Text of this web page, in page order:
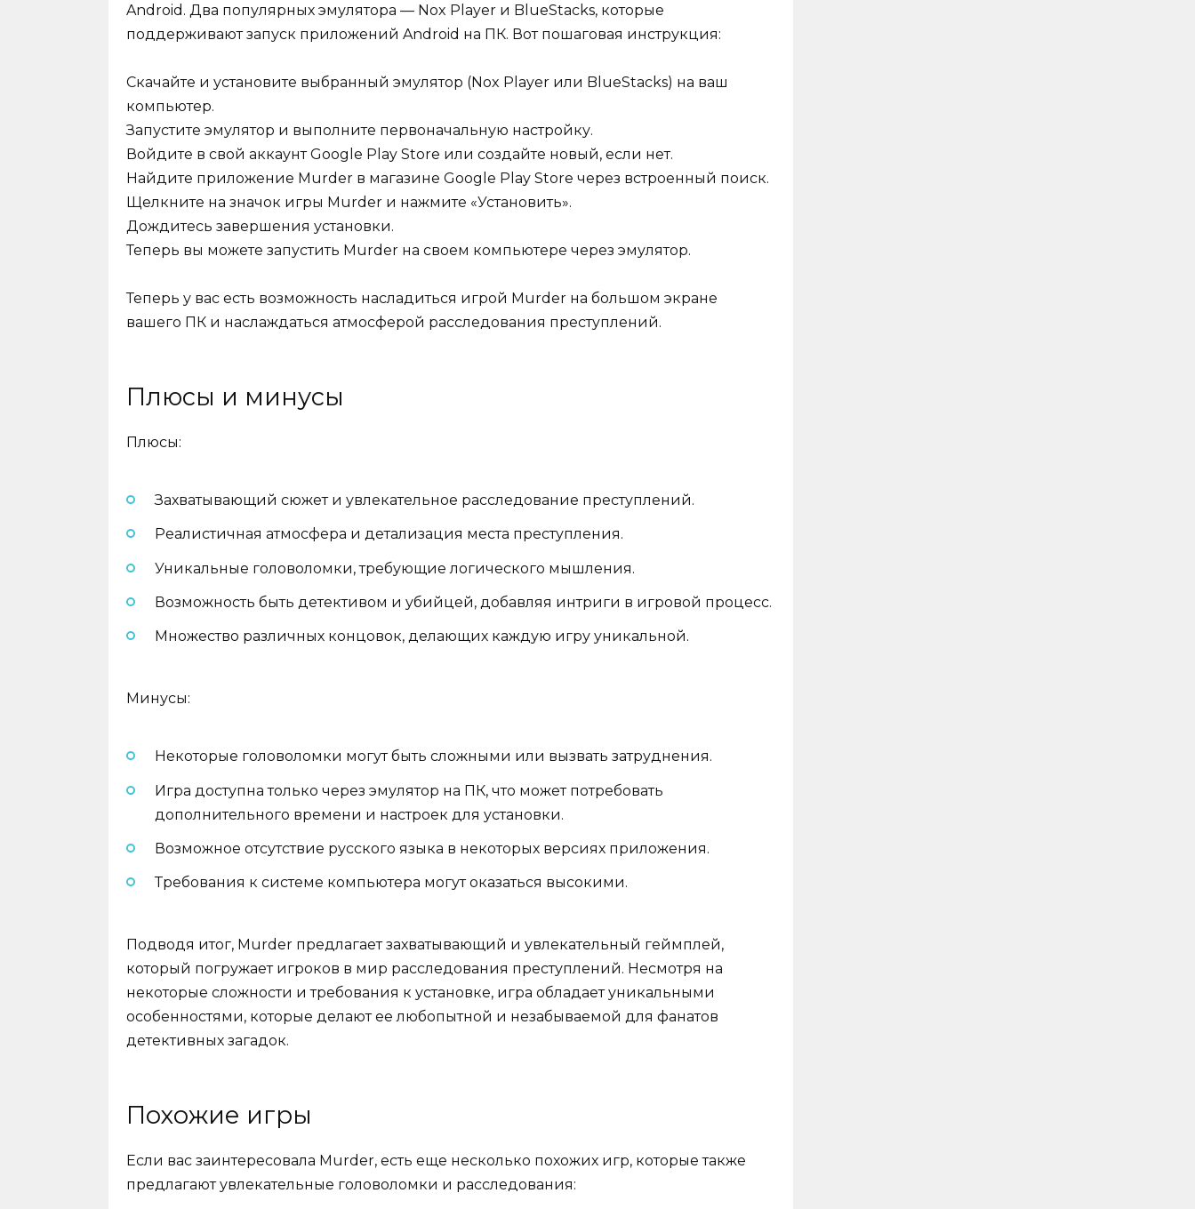
Android. Два популярных эмулятора — Nox Player и BlueStacks, которые
поддерживают запуск приложений Android на ПК. Вот пошаговая инструкция:
Скачайте и установите выбранный эмулятор (Nox Player или BlueStacks) на ваш
компьютер.
Запустите эмулятор и выполните первоначальную настройку.
Войдите в свой аккаунт Google Play Store или создайте новый, если нет.
Найдите приложение Murder в магазине Google Play Store через встроенный поиск.
Щелкните на значок игры Murder и нажмите «Установить».
Дождитесь завершения установки.
Теперь вы можете запустить Murder на своем компьютере через эмулятор.
Теперь у вас есть возможность насладиться игрой Murder на большом экране
вашего ПК и наслаждаться атмосферой расследования преступлений.
Плюсы и минусы
Плюсы:
Захватывающий сюжет и увлекательное расследование преступлений.
Реалистичная атмосфера и детализация места преступления.
Уникальные головоломки, требующие логического мышления.
Возможность быть детективом и убийцей, добавляя интриги в игровой процесс.
Множество различных концовок, делающих каждую игру уникальной.
Минусы:
Некоторые головоломки могут быть сложными или вызвать затруднения.
Игра доступна только через эмулятор на ПК, что может потребовать
дополнительного времени и настроек для установки.
Возможное отсутствие русского языка в некоторых версиях приложения.
Требования к системе компьютера могут оказаться высокими.
Подводя итог, Murder предлагает захватывающий и увлекательный геймплей,
который погружает игроков в мир расследования преступлений. Несмотря на
некоторые сложности и требования к установке, игра обладает уникальными
особенностями, которые делают ее любопытной и незабываемой для фанатов
детективных загадок.
Похожие игры
Если вас заинтересовала Murder, есть еще несколько похожих игр, которые также
предлагают увлекательные головоломки и расследования: